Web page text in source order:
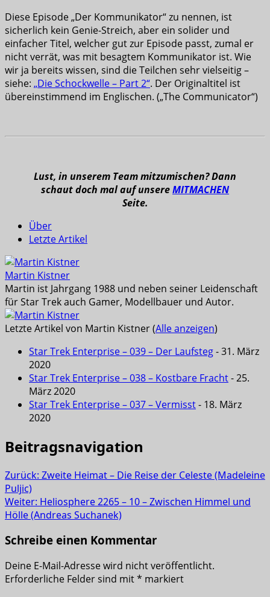
Diese Episode „Der Kommunikator“ zu nennen, ist
sicherlich kein Genie-Streich, aber ein solider und
einfacher Titel, welcher gut zur Episode passt, zumal er
nicht verrät, was mit besagtem Kommunikator ist. Wie
wir ja bereits wissen, sind die Teilchen sehr vielseitig –
siehe: „Die Schockwelle – Part 2“. Der Originaltitel ist
übereinstimmend im Englischen. („The Communicator“)
Lust, in unserem Team mitzumischen? Dann
schaut doch mal auf unsereMITMACHEN
Seite.
Über
Letzte Artikel
Martin Kistner
Martin ist Jahrgang 1988 und neben seiner Leidenschaft
für Star Trek auch Gamer, Modellbauer und Autor.
Letzte Artikel von Martin Kistner(Alle anzeigen)
Star Trek Enterprise – 039 – Der Laufsteg- 31. März
2020
Star Trek Enterprise – 038 – Kostbare Fracht- 25.
März 2020
Star Trek Enterprise – 037 – Vermisst- 18. März
2020
Beitragsnavigation
Zurück: Zweite Heimat – Die Reise der Celeste (Madeleine
Puljic)
Weiter: Heliosphere 2265 – 10 – Zwischen Himmel und
Hölle (Andreas Suchanek)
Schreibe einen Kommentar
Deine E-Mail-Adresse wird nicht veröffentlicht.
Erforderliche Felder sind mit* markiert